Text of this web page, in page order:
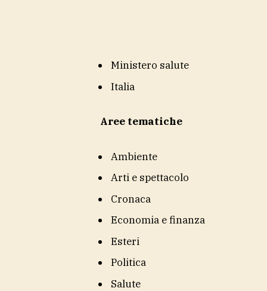
Ministero salute
Italia
Aree tematiche
Ambiente
Arti e spettacolo
Cronaca
Economia e finanza
Esteri
Politica
Salute